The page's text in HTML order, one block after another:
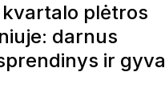
plėtros
darnus
ir